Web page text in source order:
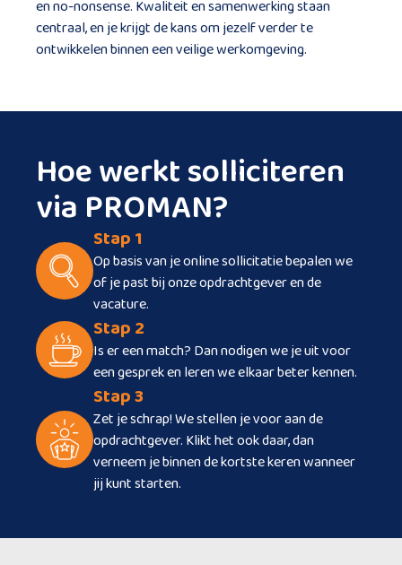
en no-nonsense. Kwaliteit en samenwerking staan
centraal, en je krijgt de kans om jezelf verder te
ontwikkelen binnen een veilige werkomgeving.
Hoe werkt solliciteren
via PROMAN?
Stap 1
Op basis van je online sollicitatie bepalen we
of je past bij onze opdrachtgever en de
vacature.
Stap 2
Is er een match? Dan nodigen we je uit voor
een gesprek en leren we elkaar beter kennen.
Stap 3
Zet je schrap! We stellen je voor aan de
opdrachtgever. Klikt het ook daar, dan
verneem je binnen de kortste keren wanneer
jij kunt starten.